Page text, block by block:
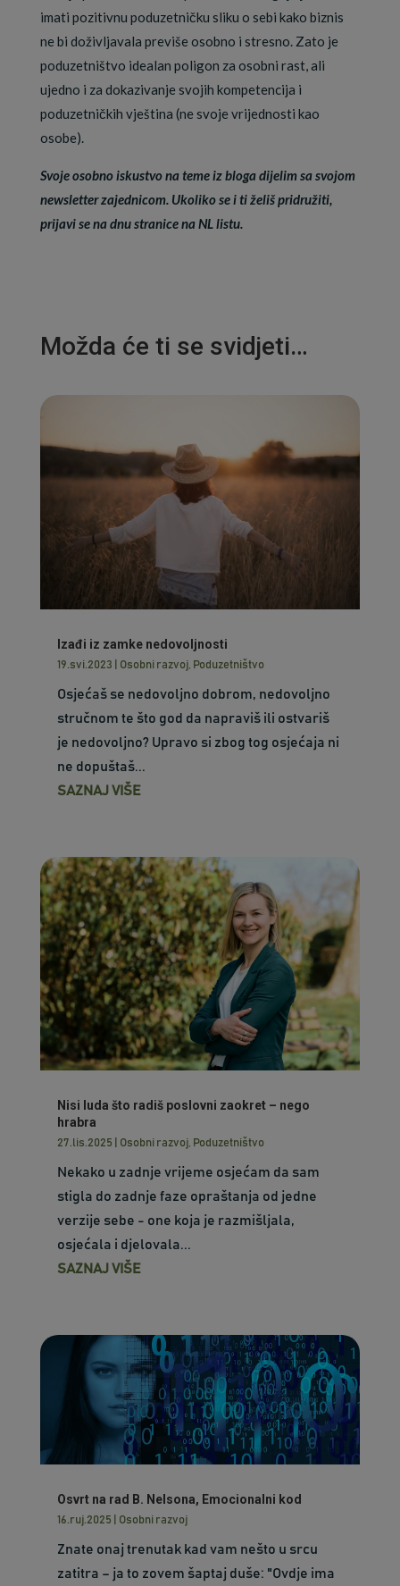
imati pozitivnu poduzetničku sliku o sebi kako biznis
ne bi doživljavala previše osobno i stresno. Zato je
poduzetništvo idealan poligon za osobni rast, ali
ujedno i za dokazivanje svojih kompetencija i
poduzetničkih vještina (ne svoje vrijednosti kao
osobe).
Svoje osobno iskustvo na teme iz bloga dijelim sa svojom
newsletter zajednicom. Ukoliko se i ti želiš pridružiti,
prijavi se na dnu stranice na NL listu.
Možda će ti se svidjeti…
Izađi iz zamke nedovoljnosti
19.svi.2023 Osobni razvoj, Poduzetništvo
Osjećaš se nedovoljno dobrom, nedovoljno
stručnom te što god da napraviš ili ostvariš
je nedovoljno? Upravo si zbog tog osjećaja ni
ne dopuštaš...
SAZNAJ VIŠE
Nisi luda što radiš poslovni zaokret – nego
hrabra
27.lis.2025 Osobni razvoj, Poduzetništvo
Nekako u zadnje vrijeme osjećam da sam
stigla do zadnje faze opraštanja od jedne
verzije sebe - one koja je razmišljala,
osjećala i djelovala...
SAZNAJ VIŠE
Osvrt na rad B. Nelsona, Emocionalni kod
16.ruj.2025 Osobni razvoj
Znate onaj trenutak kad vam nešto u srcu
zatitra – ja to zovem šaptaj duše: "Ovdje ima